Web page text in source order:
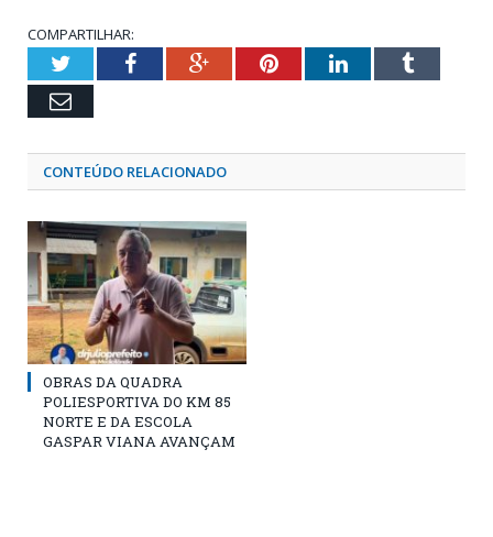
COMPARTILHAR:
TwitterFacebookGoogle+PinterestLinkedInTumblr
Email
CONTEÚDO RELACIONADO
OBRAS DA QUADRA
POLIESPORTIVA DO KM 85
NORTE E DA ESCOLA
GASPAR VIANA AVANÇAM